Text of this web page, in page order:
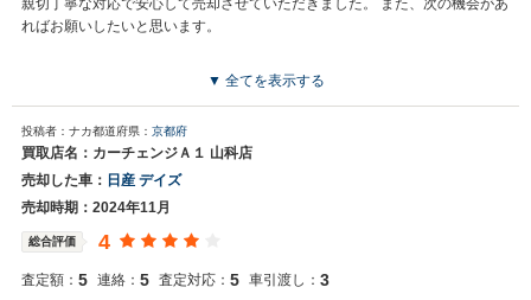
親切丁寧な対応で安心して売却させていただきました。 また、次の機会があ
ればお願いしたいと思います。
▼ 全てを表示する
投稿者：ナカ都道府県： 京都府
買取店名：カーチェンジＡ１ 山科店
売却した車： 日産 デイズ
売却時期：2024年11月
総合評価 4
査定額： 5 連絡： 5 査定対応： 5 車引渡し： 3